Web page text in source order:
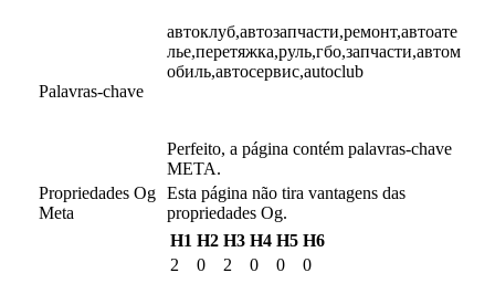
Palavras-chave
автоклуб,автозапчасти,ремонт,автоате
лье,перетяжка,руль,гбо,запчасти,автом
обиль,автосервис,autoclub
Perfeito, a página contém palavras-chave
META.
Propriedades Og
Meta
Esta página não tira vantagens das
propriedades Og.
H1 H2 H3 H4 H5 H6
2
0 2 0 0 0